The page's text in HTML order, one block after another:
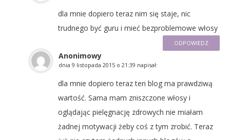
dla mnie dopiero teraz nim się staje, nic
trudnego być guru i mieć bezproblemowe włosy
ODPOWIEDZ
Anonimowy
dnia 9 listopada 2015 o 21:39 napisał:
dla mnie dopiero teraz ten blog ma prawdziwą
wartość. Sama mam zniszczone włosy i
oglądając pielęgnację zdrowych nie miałam
żadnej motywacji żeby coś z tym zrobić. Teraz